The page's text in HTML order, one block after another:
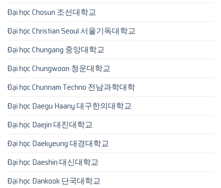
Đại học Chosun 조선대학교
Đại học Christian Seoul 서울기독대학교
Đại học Chungang 중앙대학교
Đại học Chungwoon 청운대학교
Đại học Chunnam Techno 전남과학대학
Đại học Daegu Haany 대구한의대학교
Đại học Daejin 대진대학교
Đại học Daekyeung 대경대학교
Đại học Daeshin 대신대학교
Đại học Dankook 단국대학교